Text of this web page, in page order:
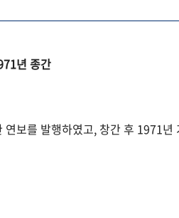
년 종간
보를 발행하였고, 창간 후 1971년